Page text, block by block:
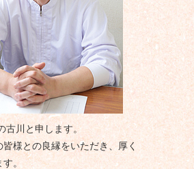
古川と申します。
様との良縁をいただき、厚く
。